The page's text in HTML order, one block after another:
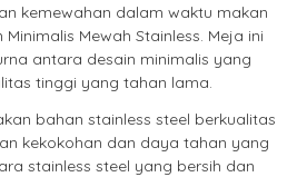
kemewahan dalam waktu makan
Mewah Stainless. Meja ini
antara desain minimalis yang
tinggi yang tahan lama.
bahan stainless steel berkualitas
kekokohan dan daya tahan yang
stainless steel yang bersih dan